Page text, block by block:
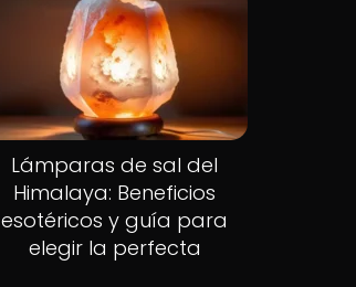
Lámparas de sal del
Himalaya: Beneficios
esotéricos y guía para
elegir la perfecta